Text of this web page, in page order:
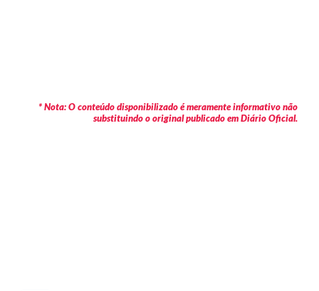
* Nota: O conteúdo disponibilizado é meramente informativo não
substituindo o original publicado em Diário Oficial.